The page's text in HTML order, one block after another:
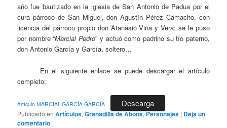
año fue bautizado en la iglesia de San Antonio de Padua por el
cura párroco de San Miguel, don Agustín Pérez Camacho, con
licencia del párroco propio don Atanasio Viña y Vera; se le puso
por nombre “Marcial Pedro” y actuó como padrino su tío paterno,
don Antonio García y García, soltero…
En el siguiente enlace se puede descargar el artículo
completo:
Artículo-MARCIAL-GARCÍA-GARCÍA Descarga
Publicado en Artículos,Granadilla de Abona,Personajes | Deja un
comentario